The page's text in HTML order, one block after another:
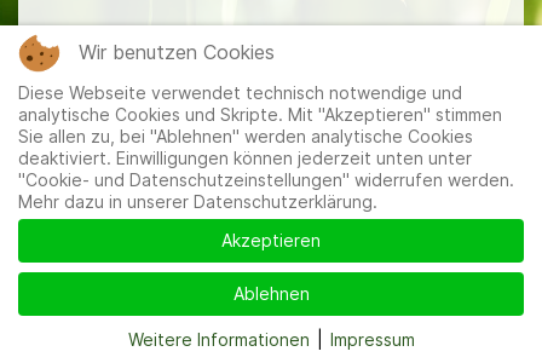
Wir benutzen Cookies
Diese Webseite verwendet technisch notwendige und
analytische Cookies und Skripte. Mit "Akzeptieren" stimmen
Sie allen zu, bei "Ablehnen" werden analytische Cookies
deaktiviert. Einwilligungen können jederzeit unten unter
"Cookie- und Datenschutzeinstellungen" widerrufen werden.
Mehr dazu in unserer Datenschutzerklärung.
Akzeptieren
Ablehnen
Weitere Informationen Impressum